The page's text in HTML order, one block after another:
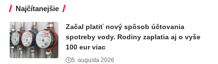
Najčítanejšie
Začal platiť nový spôsob účtovania
spotreby vody. Rodiny zaplatia aj o vyše
100 eur viac
5. augusta 2026